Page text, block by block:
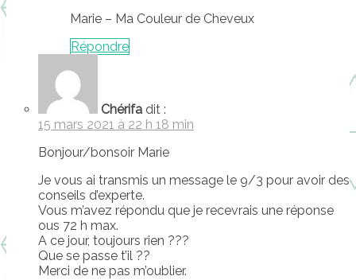
Marie – Ma Couleur de Cheveux
Répondre
Chérifa dit :
15 mars 2021 à 22 h 18 min
Bonjour/bonsoir Marie
Je vous ai transmis un message le 9/3 pour avoir des
conseils d’experte.
Vous m’avez répondu que je recevrais une réponse
ous 72 h max.
A ce jour, toujours rien ???
Que se passe t’il ??
Merci de ne pas m’oublier.